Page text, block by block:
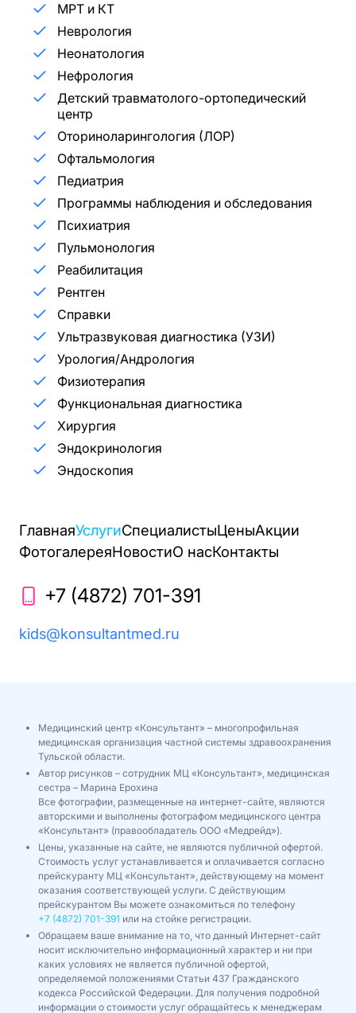
МРТ и КТ
Неврология
Неонатология
Нефрология
Детский травматолого-ортопедический
центр
Оториноларингология (ЛОР)
Офтальмология
Педиатрия
Программы наблюдения и обследования
Психиатрия
Пульмонология
Реабилитация
Рентген
Справки
Ультразвуковая диагностика (УЗИ)
Урология/Андрология
Физиотерапия
Функциональная диагностика
Хирургия
Эндокринология
Эндоскопия
ГлавнаяУслугиСпециалистыЦеныАкции
ФотогалереяНовостиО насКонтакты
+7 (4872) 701-391
kids@konsultantmed.ru
Медицинский центр «Консультант» – многопрофильная
медицинская организация частной системы здравоохранения
Тульской области.
Автор рисунков – сотрудник МЦ «Консультант», медицинская
сестра – Марина Ерохина
Все фотографии, размещенные на интернет-сайте, являются
авторскими и выполнены фотографом медицинского центра
«Консультант» (правообладатель ООО «Медрейд»).
Цены, указанные на сайте, не являются публичной офертой.
Стоимость услуг устанавливается и оплачивается согласно
прейскуранту МЦ «Консультант», действующему на момент
оказания соответствующей услуги. С действующим
прейскурантом Вы можете ознакомиться по телефону
+7 (4872) 701-391 или на стойке регистрации.
Обращаем ваше внимание на то, что данный Интернет-сайт
носит исключительно информационный характер и ни при
каких условиях не является публичной офертой,
определяемой положениями Статьи 437 Гражданского
кодекса Российской Федерации. Для получения подробной
информации о стоимости услуг обращайтесь к менеджерам